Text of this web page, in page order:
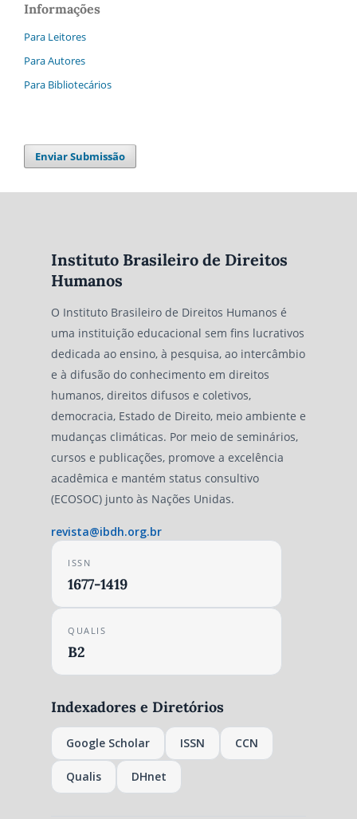
Informações
Para Leitores
Para Autores
Para Bibliotecários
Enviar Submissão
Instituto Brasileiro de Direitos
Humanos
O Instituto Brasileiro de Direitos Humanos é
uma instituição educacional sem fins lucrativos
dedicada ao ensino, à pesquisa, ao intercâmbio
e à difusão do conhecimento em direitos
humanos, direitos difusos e coletivos,
democracia, Estado de Direito, meio ambiente e
mudanças climáticas. Por meio de seminários,
cursos e publicações, promove a excelência
acadêmica e mantém status consultivo
(ECOSOC) junto às Nações Unidas.
revista@ibdh.org.br
ISSN
1677-1419
QUALIS
B2
Indexadores e Diretórios
Google Scholar ISSN CCN
Qualis DHnet